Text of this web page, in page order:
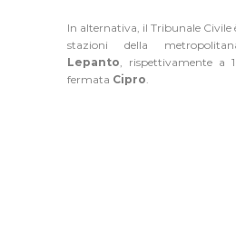
In alternativa, il Tribunale
stazioni della
Lepanto, rispettivamente a
fermata Cipro.